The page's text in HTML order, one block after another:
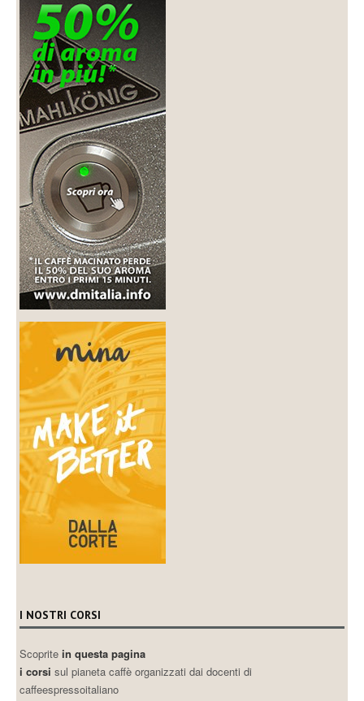
I NOSTRI CORSI
Scopritein questa pagina
i corsi sul pianeta caffè organizzati dai docenti di
caffeespressoitaliano